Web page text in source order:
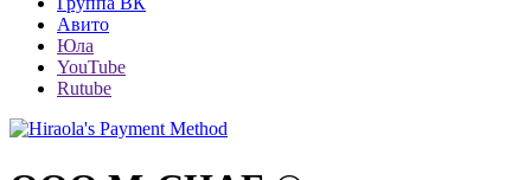
Авито
Юла
YouTube
Rutube